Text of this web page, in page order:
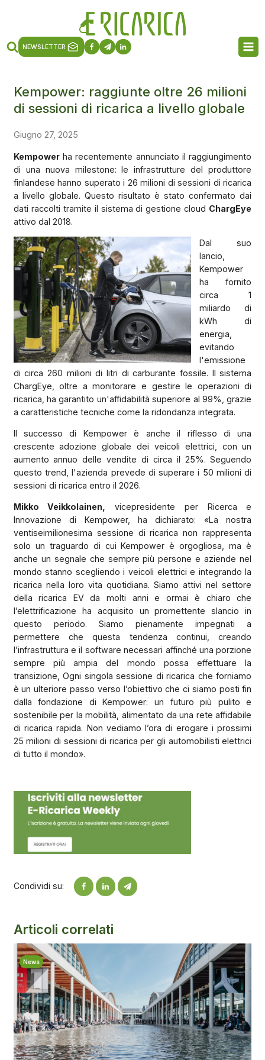
NEWSLETTER
Kempower: raggiunte oltre 26 milioni
di sessioni di ricarica a livello globale
Giugno 27, 2025
Kempowerha recentemente annunciato il raggiungimento
di una nuova milestone: le infrastrutture del produttore
finlandese hanno superato i 26 milioni di sessioni di ricarica
a livello globale. Questo risultato è stato confermato dai
dati raccolti tramite il sistema di gestione cloud ChargEye
attivo dal 2018.
Dal suo
lancio,
Kempower
ha fornito
circa 1
miliardo di
kWh di
energia,
evitando
l'emissione
di circa 260 milioni di litri di carburante fossile. Il sistema
ChargEye, oltre a monitorare e gestire le operazioni di
ricarica, ha garantito un'affidabilità superiore al 99%, grazie
a caratteristiche tecniche come la ridondanza integrata.
Il successo di Kempower è anche il riflesso di una
crescente adozione globale dei veicoli elettrici, con un
aumento annuo delle vendite di circa il 25%. Seguendo
questo trend, l'azienda prevede di superare i 50 milioni di
sessioni di ricarica entro il 2026.
Mikko Veikkolainen,
vicepresidente per Ricerca e
Innovazione di Kempower, ha dichiarato: «La nostra
ventiseimilionesima sessione di ricarica non rappresenta
solo un traguardo di cui Kempower è orgogliosa, ma è
anche un segnale che sempre più persone e aziende nel
mondo stanno scegliendo i veicoli elettrici e integrando la
ricarica nella loro vita quotidiana. Siamo attivi nel settore
della ricarica EV da molti anni e ormai è chiaro che
l’elettrificazione ha acquisito un promettente slancio in
questo periodo. Siamo pienamente impegnati a
permettere che questa tendenza continui, creando
l’infrastruttura e il software necessari affinché una porzione
sempre più ampia del mondo possa effettuare la
transizione, Ogni singola sessione di ricarica che forniamo
è un ulteriore passo verso l’obiettivo che ci siamo posti fin
dalla fondazione di Kempower: un futuro più pulito e
sostenibile per la mobilità, alimentato da una rete affidabile
di ricarica rapida. Non vediamo l’ora di erogare i prossimi
25 milioni di sessioni di ricarica per gli automobilisti elettrici
di tutto il mondo».
Condividi su:
Articoli correlati
News